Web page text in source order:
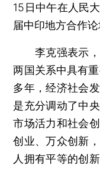
15日中午在人民
届中印地方合作论
李克强表示，
两国关系中具有
多年，经济社会
是充分调动了中
市场活力和社会
创业、万众创新
人拥有平等的创